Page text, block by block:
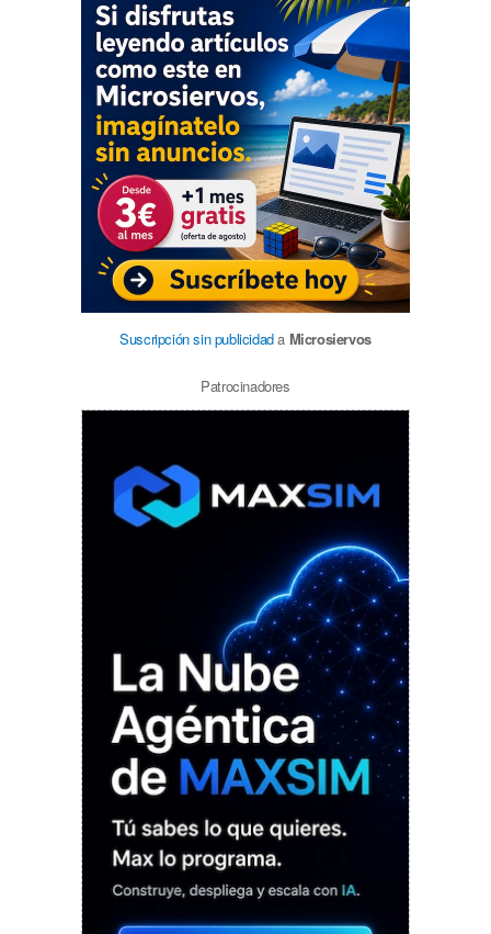
Suscripción sin publicidada Microsiervos
Patrocinadores